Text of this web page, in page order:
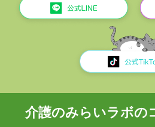
介護のみらいラボの